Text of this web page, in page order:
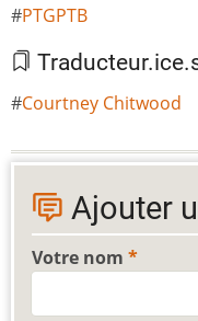
PTGPTB
Courtney Chitwood
Ajouter
Votre nom